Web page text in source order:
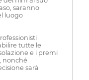
saranno
luogo
tutte le
e i premi
nonché
sarà